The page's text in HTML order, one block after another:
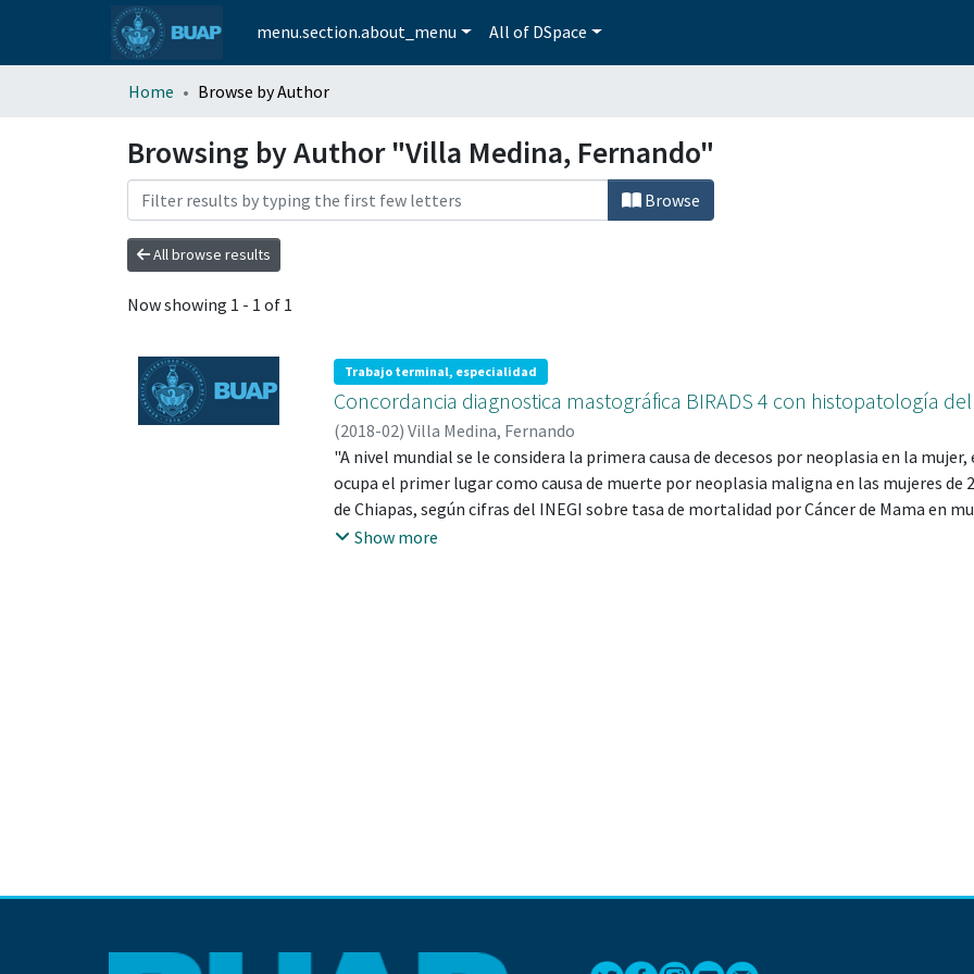
menu.section.about_menu All of DSpace
Home Browse by Author
Browsing by Author "Villa Medina, Fernando"
Browse
All browse results
Now showing 1 - 1 of 1
Trabajo terminal, especialidad
Concordancia diagnostica mastográfica BIRADS 4 con histopatología
(2018-02) Villa Medina, Fernando
"A nivel mundial se le considera la primera causa de decesos por neoplasia en la
ocupa el primer lugar como causa de muerte por neoplasia maligna en las mujeres de
de Chiapas, según cifras del INEGI sobre tasa de mortalidad por Cáncer de Mama en
2008 corresponden a 13.81 por cada 100 000 mil habitantes, el objetivo es conocer la
Show more